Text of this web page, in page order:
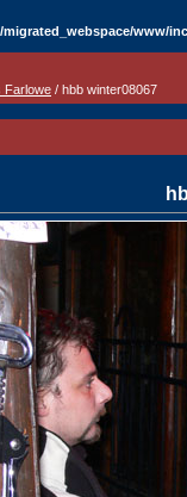
migrated_webspace/www/
Farlowe / hbb winter08067